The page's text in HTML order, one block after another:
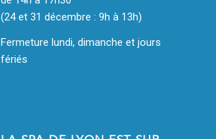
(24 et 31 décembre : 9h à 13h)
Fermeture lundi, dimanche et jours
fériés